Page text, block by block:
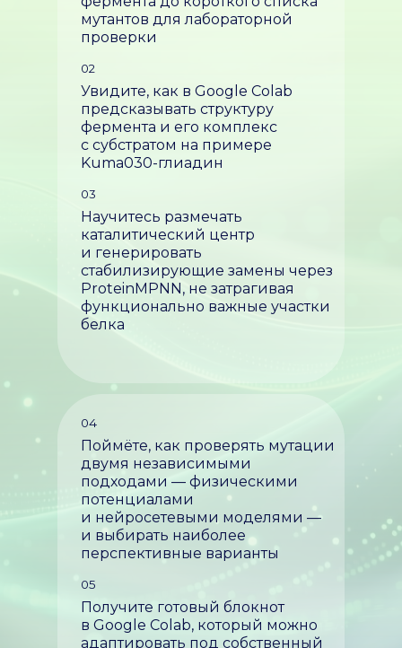
04
Поймёте, как проверять мутации
двумя независимыми
подходами — физическими
потенциалами
и нейросетевыми моделями —
и выбирать наиболее
перспективные варианты
05
Получите готовый блокнот
в Google Colab, который можно
адаптировать под собственный
мутантов для лабораторной
проверки
02
Увидите, как в Google Colab
предсказывать структуру
фермента и его комплекс
с субстратом на примере
Kuma030-глиадин
03
Научитесь размечать
каталитический центр
и генерировать
стабилизирующие замены через
ProteinMPNN, не затрагивая
функционально важные участки
белка